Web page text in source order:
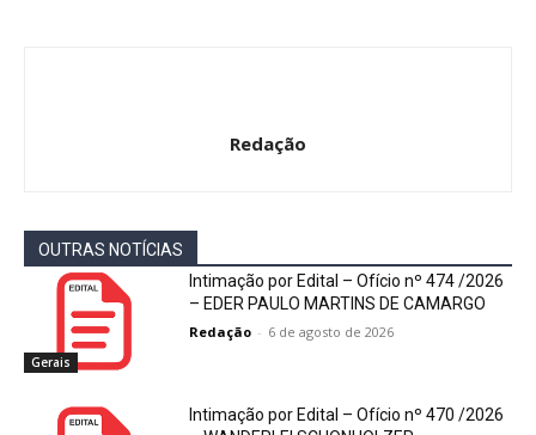
Redação
OUTRAS NOTÍCIAS
Gerais
Intimação por Edital – Ofício nº 474 /2026
– EDER PAULO MARTINS DE CAMARGO
Redação - 6 de agosto de 2026
Intimação por Edital – Ofício nº 470 /2026